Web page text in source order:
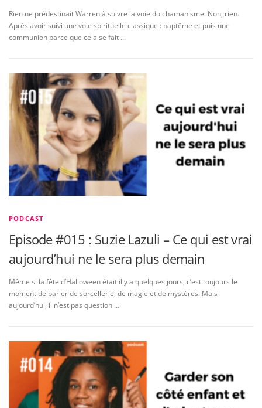
Rien ne prédestinait Warren à suivre la voie du chamanisme. Non, rien.
Après avoir suivi une voie spirituelle classique : baptême et puis une
communion parce que cela se fait …
PODCAST
Episode #015 : Suzie Lazuli – Ce qui est vrai
aujourd’hui ne le sera plus demain
Même si la fête d’Halloween était il y a quelques jours, c’est toujours le
moment de parler de sorcellerie, de magie et de mystères. Mais
aujourd’hui, il n’est pas question …